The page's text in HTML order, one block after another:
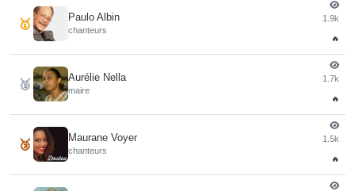
🥇 Paulo Albin
chanteurs
1.9k
🔥
🥈 Aurélie Nella
maire
1.7k
🔥
🥉 Maurane Voyer
chanteurs
1.5k
🔥